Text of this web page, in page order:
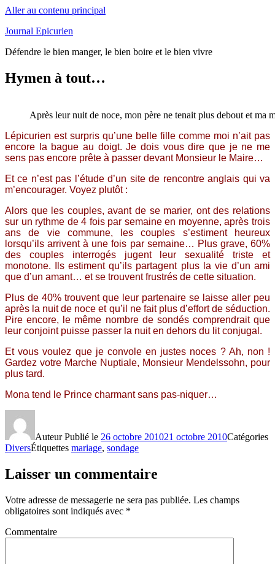
Aller au contenu principal
Journal Epicurien
Défendre le bien manger, le bien boire et le bien vivre
Hymen à tout…
Après leur nuit de noce, mon père ne tenait plus debout et ma
Lépicurien est surpris qu’une belle fille comme moi n’ait pas
encore la bague au doigt. Je dois vous dire que je ne me
sens pas encore prête à passer devant Monsieur le Maire…
Et ce n’est pas l’étude d’un site de rencontre anglais qui va
m’encourager. Voyez plutôt :
Alors que les couples, avant de se marier, ont des relations
sur un rythme de 4 fois par semaine en moyenne, après trois
ans de vie commune, les couples s’estiment heureux
lorsqu’ils arrivent à une fois par semaine… Plus grave, 60%
des couples interrogés jugent leur sexualité triste et
monotone. Ils estiment qu’ils partagent plus la vie d’un ami
que d’un amant… et se trouvent frustrés de cette situation.
Plus de 40% trouvent que leur partenaire se laisse aller peu
après la nuit de noce et qu’il ne fait plus d’effort de séduction.
Pire encore, le même nombre de sondés comprendrait que
leur conjoint puisse passer la nuit en dehors du lit conjugal.
Et vous voulez que je convole en justes noces ? Ah, non !
Gardez votre Marche Nuptiale, Monsieur Mendelssohn, pour
plus tard.
Mona tend le Prince charmant sans pas-niquer…
AuteurPublié le 26 octobre 201021 octobre 2010Catégories
DiversÉtiquettes mariage, sondage
Laisser un commentaire
Votre adresse de messagerie ne sera pas publiée. Les champs
obligatoires sont indiqués avec *
Commentaire